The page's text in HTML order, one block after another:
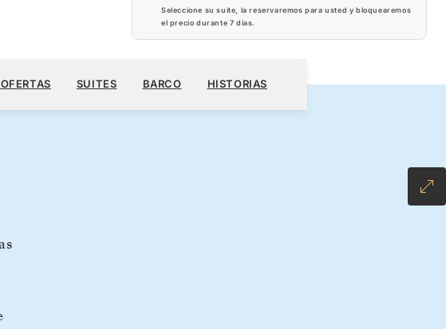
Seleccione su suite, la reservaremos para usted y bloquearemos
el precio durante 7 dias.
CON TARIFA ALL-INCLUSIVE
RESERVE SU CRUCERO
SUITES BARCO HISTORIAS